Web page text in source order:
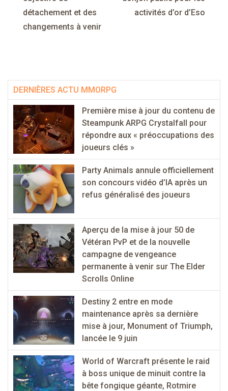
l’article
détachement et des
changements à venir
activités d’or d’Eso
DERNIÈRES ACTU MMORPG
Première mise à jour du contenu de
Steampunk ARPG Crystalfall pour
répondre aux « préoccupations des
joueurs clés »
Party Animals annule officiellement
son concours vidéo d’IA après un
refus généralisé des joueurs
Aperçu de la mise à jour 50 de
Vétéran PvP et de la nouvelle
campagne de vengeance
permanente à venir sur The Elder
Scrolls Online
Destiny 2 entre en mode
maintenance après sa dernière
mise à jour, Monument of Triumph,
lancée le 9 juin
World of Warcraft présente le raid
à boss unique de minuit contre la
bête fongique géante, Rotmire